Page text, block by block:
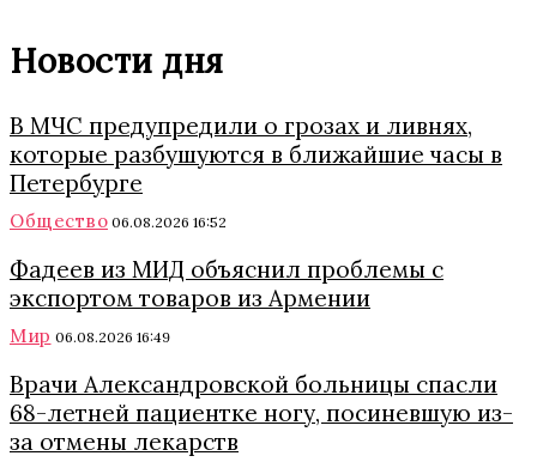
Новости дня
В МЧС предупредили о грозах и ливнях,
которые разбушуются в ближайшие часы в
Петербурге
Общество 06.08.2026 16:52
Фадеев из МИД объяснил проблемы с
экспортом товаров из Армении
Мир 06.08.2026 16:49
Врачи Александровской больницы спасли
68-летней пациентке ногу, посиневшую из-
за отмены лекарств